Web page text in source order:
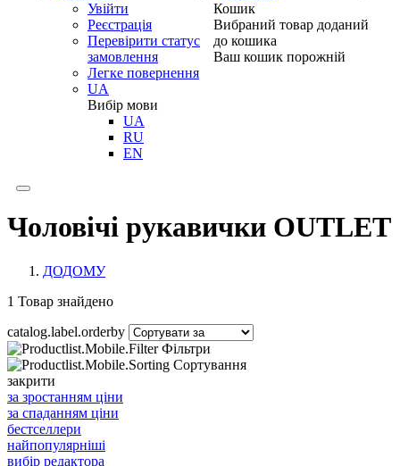
Увійти
Реєстрація
Перевірити статус
замовлення
Легке повернення
UA
Вибір мови
UA
RU
EN
Кошик
Вибраний товар доданий
до кошика
Ваш кошик порожній
Чоловічі рукавички OUTLET
ДОДОМУ
1 Товар знайдено
catalog.label.orderby
Фільтри
Сортування
закрити
за зростанням ціни
за спаданням ціни
бестселлери
найпопулярніші
вибір редактора